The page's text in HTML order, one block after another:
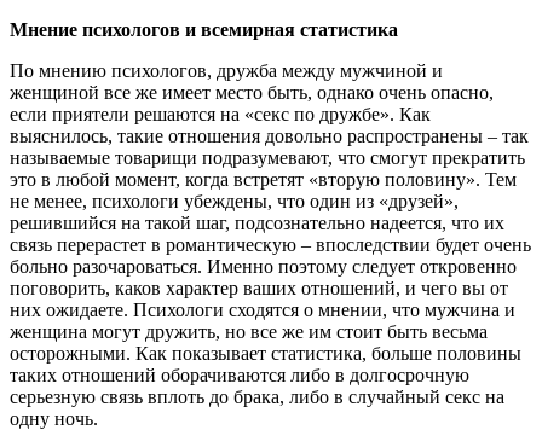
Мнение психологов и всемирная статистика
По мнению психологов, дружба между мужчиной и
женщиной все же имеет место быть, однако очень опасно,
если приятели решаются на «секс по дружбе». Как
выяснилось, такие отношения довольно распространены – так
называемые товарищи подразумевают, что смогут прекратить
это в любой момент, когда встретят «вторую половину». Тем
не менее, психологи убеждены, что один из «друзей»,
решившийся на такой шаг, подсознательно надеется, что их
связь перерастет в романтическую – впоследствии будет очень
больно разочароваться. Именно поэтому следует откровенно
поговорить, каков характер ваших отношений, и чего вы от
них ожидаете. Психологи сходятся о мнении, что мужчина и
женщина могут дружить, но все же им стоит быть весьма
осторожными. Как показывает статистика, больше половины
таких отношений оборачиваются либо в долгосрочную
серьезную связь вплоть до брака, либо в случайный секс на
одну ночь.